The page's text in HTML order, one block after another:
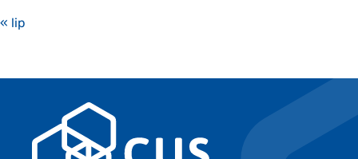
« lip